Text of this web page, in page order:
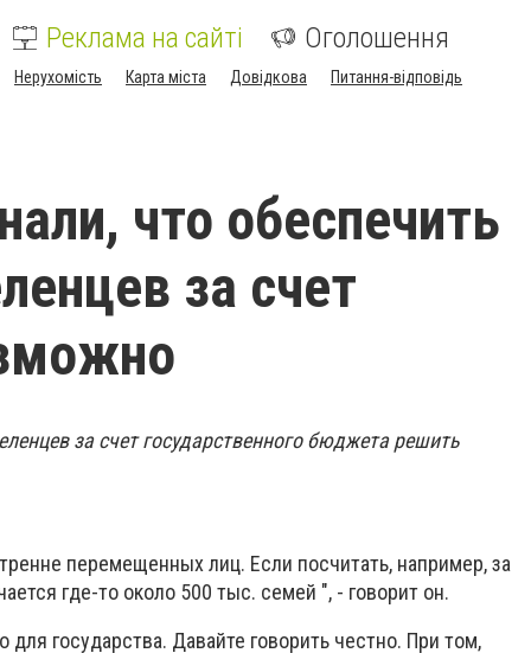
Реклама на сайті Оголошення
Нерухомість Карта міста Довідкова Питання-відповідь
что обеспечить
за счет
за счет государственного бюджета решить
перемещенных лиц. Если посчитать, например, за
где-то около 500 тыс. семей ", - говорит он.
для государства. Давайте говорить честно. При том,